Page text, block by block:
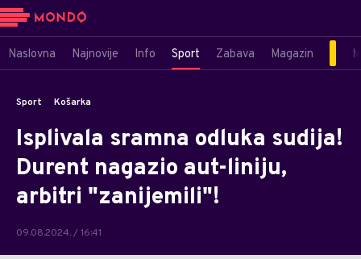
Naslovna Najnovije Info Sport Zabava Magazin
Sport Košarka
Isplivala sramna odluka sudija!
Durent nagazio aut-liniju,
arbitri "zanijemili"!
09.08.2024. / 16:41